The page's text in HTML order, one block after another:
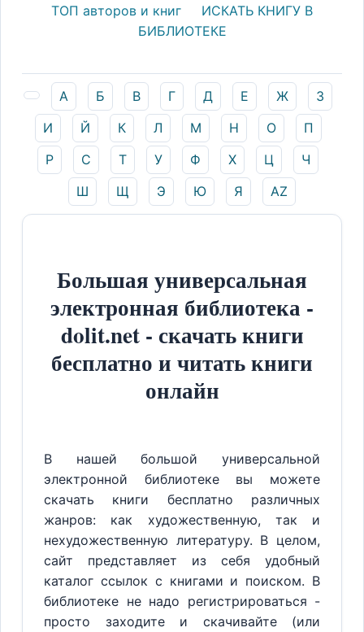
ТОП авторов и книг
ИСКАТЬ КНИГУ В
БИБЛИОТЕКЕ
А Б В Г Д Е Ж
З
И
Й К Л М Н О
П
Р
С Т У Ф Х Ц
Ч
Ш
Щ Э Ю Я AZ
Большая универсальная
электронная библиотека -
dolit.net - скачать книги
бесплатно и читать книги
онлайн
В нашей большой универсальной
электронной библиотеке вы можете
скачать книги бесплатно различных
жанров: как художественную, так и
нехудожественную литературу. В целом,
сайт представляет из себя удобный
каталог ссылок с книгами и поиском. В
библиотеке не надо регистрироваться -
просто заходите и скачивайте (или